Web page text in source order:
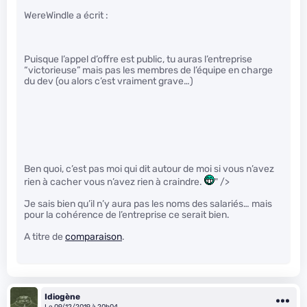
WereWindle a écrit :
Puisque l’appel d’offre est public, tu auras l’entreprise
“victorieuse” mais pas les membres de l’équipe en charge
du dev (ou alors c’est vraiment grave…)
Ben quoi, c’est pas moi qui dit autour de moi si vous n’avez
rien à cacher vous n’avez rien à craindre.
" />
Je sais bien qu’il n’y aura pas les noms des salariés… mais
pour la cohérence de l’entreprise ce serait bien.
A titre de comparaison.
Idiogène